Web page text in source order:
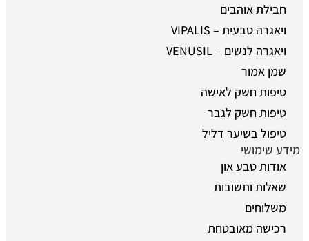
חבילת אוהבים
ויאגרה טבעית – VIPALIS
ויאגרה לנשים – VENUSIL
שמן אמור
טיפות חשק לאישה
טיפות חשק לגבר
טיפול בשיער דליל
מידע שימושי
אודות טבע און
שאלות ותשובות
משלוחים
רכישה מאובטחת